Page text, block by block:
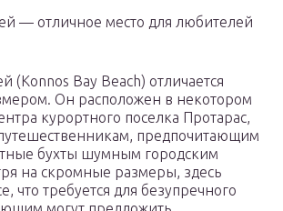
— отличное место для любителей
(Konnos Bay Beach) отличается
Он расположен в некотором
курортного поселка Протарас,
предпочитающим
бухты шумным городским
на скромные размеры, здесь
что требуется для безупречного